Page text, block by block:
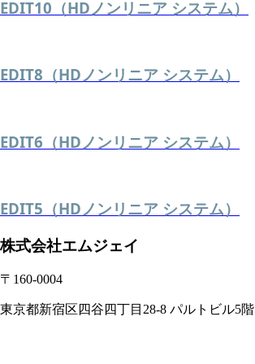
EDIT10（HDノンリニア システム）
EDIT8（HDノンリニア システム）
EDIT6（HDノンリニア システム）
EDIT5（HDノンリニア システム）
株式会社エムジェイ
〒160-0004
東京都新宿区四谷四丁目28-8 パルトビル5階